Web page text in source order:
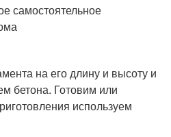
на его длину и высоту и
бетона. Готовим или
используем